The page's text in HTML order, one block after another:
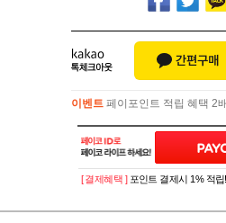
이벤트 페이포인트 적립 혜택 2
이벤트페이포인트 적립 혜택 2
[ 결제혜택 ] 포인트 결제시 1% 적립!